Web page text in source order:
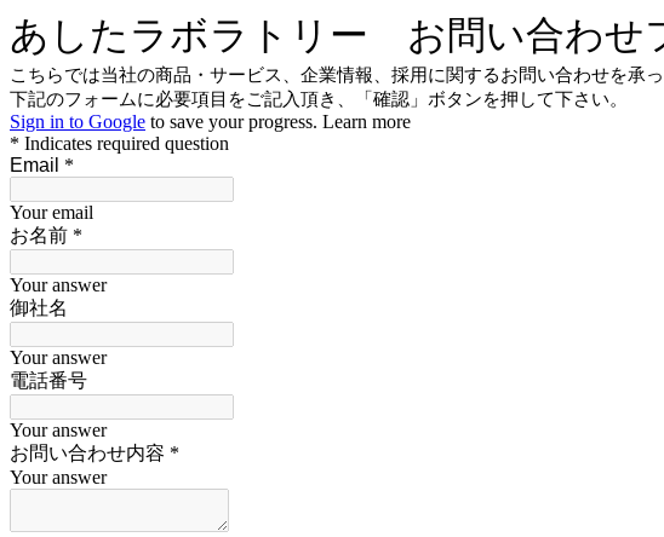
あしたラボラトリー お問い合わせ
こちらでは当社の商品・サービス、企業情報、採用に関するお問い合わせを承っ
下記のフォームに必要項目をご記入頂き、「確認」ボタンを押して下さい。
Sign in to Google to save your progress. Learn more
* Indicates required question
Email *
Your email
お名前 *
Your answer
御社名
Your answer
電話番号
Your answer
お問い合わせ内容 *
Your answer